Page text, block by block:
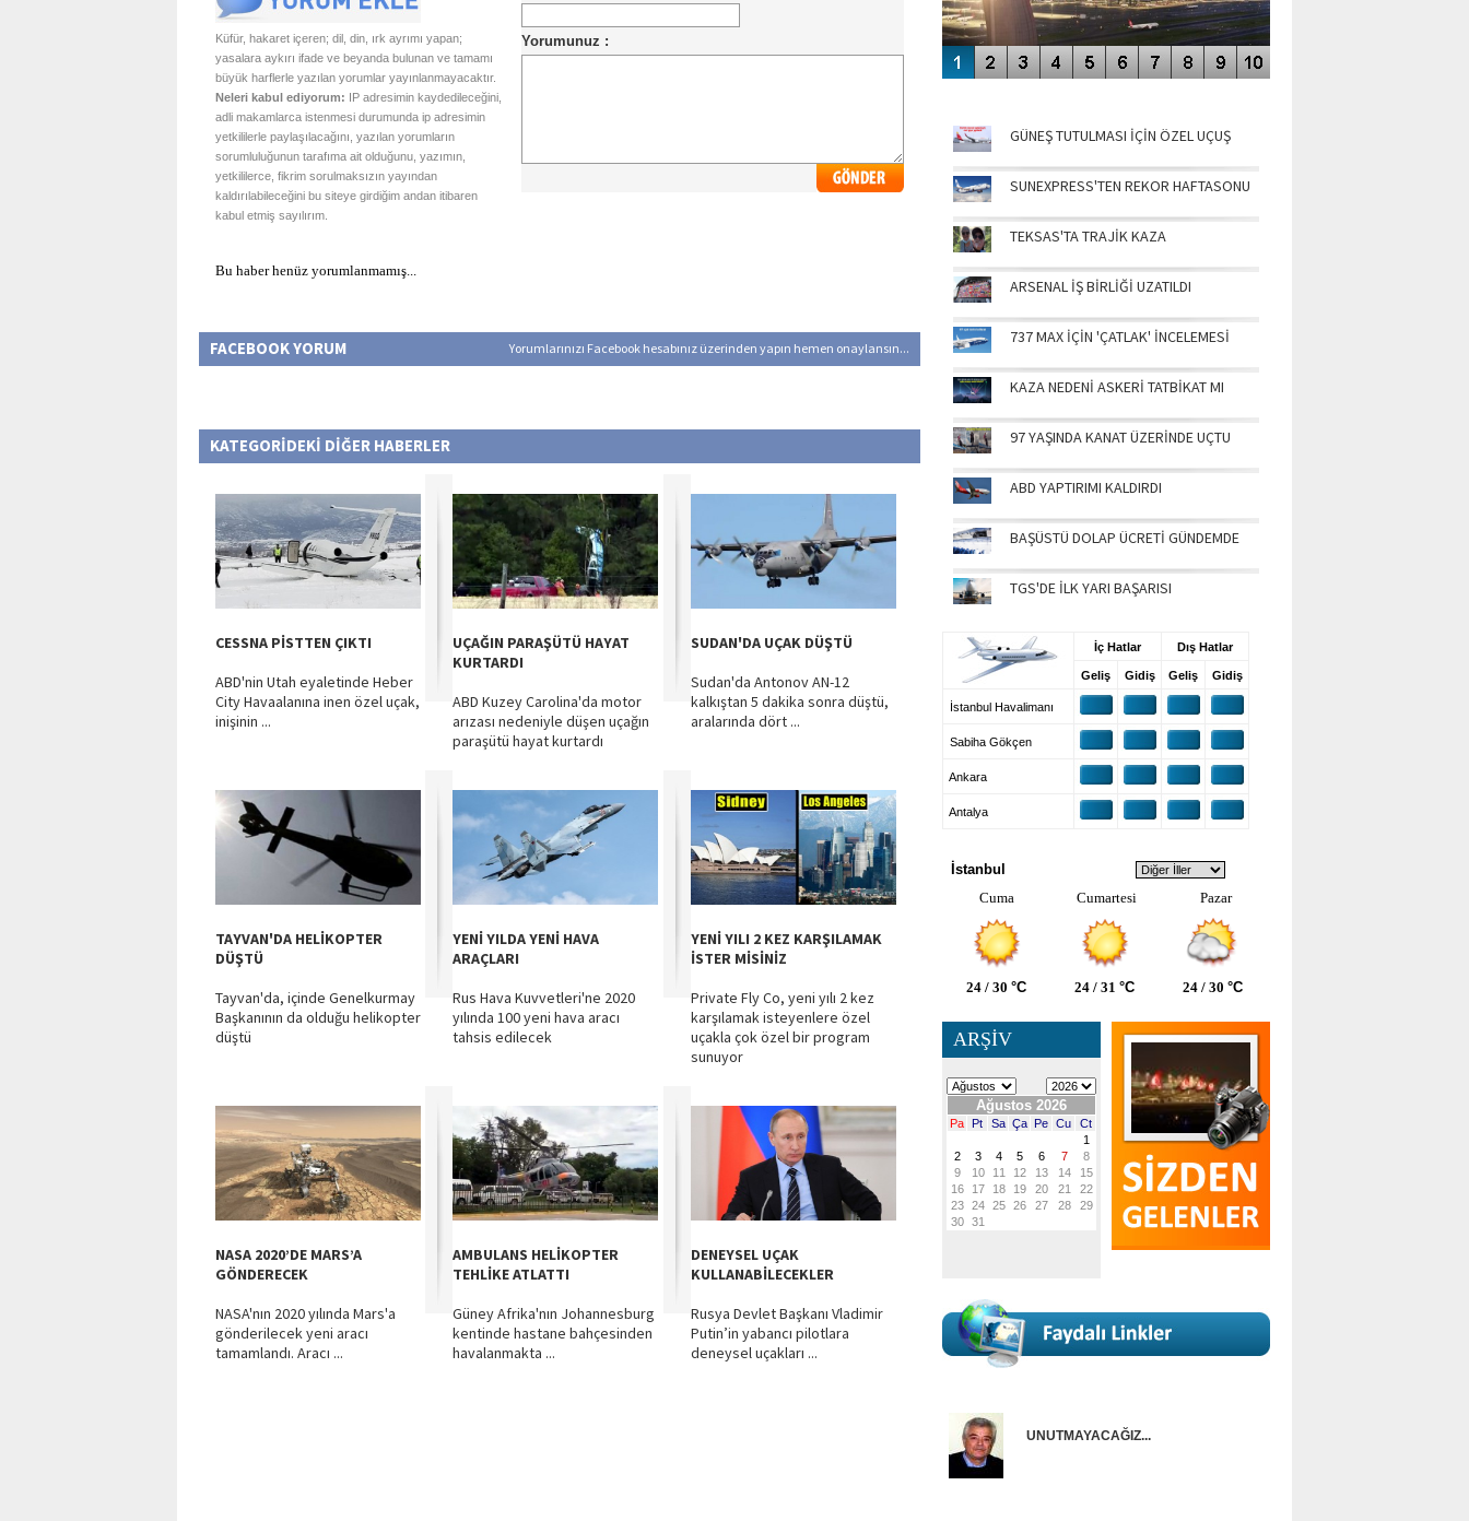
Küfür, hakaret içeren; dil, din, ırk ayrımı yapan;
yasalara aykırı ifade ve beyanda bulunan ve tamamı
büyük harflerle yazılan yorumlar yayınlanmayacaktır.
Neleri kabul ediyorum: IP adresimin kaydedileceğini,
adli makamlarca istenmesi durumunda ip adresimin
yetkililerle paylaşılacağını, yazılan yorumların
sorumluluğunun tarafıma ait olduğunu, yazımın,
yetkililerce, fikrim sorulmaksızın yayından
kaldırılabileceğini bu siteye girdiğim andan itibaren
kabul etmiş sayılırım.
Bu haber henüz yorumlanmamış...
FACEBOOK YORUM Yorumlarınızı Facebook hesabınız üzerinden yapın hemen onaylansın...
KATEGORİDEKİ DİĞER HABERLER
CESSNA PİSTTEN ÇIKTI
ABD'nin Utah eyaletinde Heber
City Havaalanına inen özel uçak,
inişinin ...
UÇAĞIN PARAŞÜTÜ HAYAT
KURTARDI
ABD Kuzey Carolina'da motor
arızası nedeniyle düşen uçağın
paraşütü hayat kurtardı
SUDAN'DA UÇAK DÜŞTÜ
Sudan'da Antonov AN-12
kalkıştan 5 dakika sonra düştü,
aralarında dört ...
TAYVAN'DA HELİKOPTER
DÜŞTÜ
Tayvan'da, içinde Genelkurmay
Başkanının da olduğu helikopter
düştü
YENİ YILDA YENİ HAVA
ARAÇLARI
Rus Hava Kuvvetleri'ne 2020
yılında 100 yeni hava aracı
tahsis edilecek
YENİ YILI 2 KEZ KARŞILAMAK
İSTER MİSİNİZ
Private Fly Co, yeni yılı 2 kez
karşılamak isteyenlere özel
uçakla çok özel bir program
sunuyor
NASA 2020’DE MARS’A
GÖNDERECEK
NASA'nın 2020 yılında Mars'a
gönderilecek yeni aracı
tamamlandı. Aracı ...
AMBULANS HELİKOPTER
TEHLİKE ATLATTI
Güney Afrika'nın Johannesburg
kentinde hastane bahçesinden
havalanmakta ...
DENEYSEL UÇAK
KULLANABİLECEKLER
Rusya Devlet Başkanı Vladimir
Putin’in yabancı pilotlara
deneysel uçakları ...
GÜNEŞ TUTULMASI İÇİN ÖZEL UÇUŞ
SUNEXPRESS'TEN REKOR HAFTASONU
TEKSAS'TA TRAJİK KAZA
ARSENAL İŞ BİRLİĞİ UZATILDI
737 MAX İÇİN 'ÇATLAK' İNCELEMESİ
KAZA NEDENİ ASKERİ TATBİKAT MI
97 YAŞINDA KANAT ÜZERİNDE UÇTU
ABD YAPTIRIMI KALDIRDI
BAŞÜSTÜ DOLAP ÜCRETİ GÜNDEMDE
TGS'DE İLK YARI BAŞARISI
İç Hatlar Dış Hatlar
Geliş Gidiş Geliş Gidiş
İstanbul Havalimanı
Sabiha Gökçen
Ankara
Antalya
İstanbul
Cuma
Cumartesi Pazar
24 / 30 °C 24 / 31 °C 24 / 30 °C
ARŞİV
UNUTMAYACAĞIZ...